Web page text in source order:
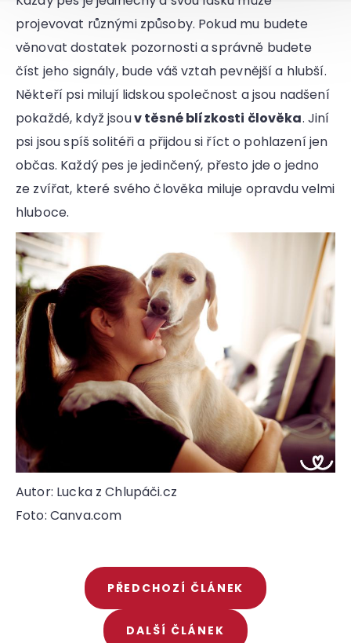
projevovat různými způsoby. Pokud mu budete
věnovat dostatek pozornosti a správně budete
číst jeho signály, bude váš vztah pevnější a hlubší.
Někteří psi milují lidskou společnost a jsou nadšení
pokaždé, když jsouv těsné blízkosti člověka. Jiní
psi jsou spíš solitéři a přijdou si říct o pohlazení jen
občas. Každý pes je jedinčený, přesto jde o jedno
ze zvířat, které svého člověka miluje opravdu velmi
hluboce.
Autor: Lucka z Chlupáči.cz
Foto: Canva.com
PŘEDCHOZÍ ČLÁNEK
DALŠÍ ČLÁNEK